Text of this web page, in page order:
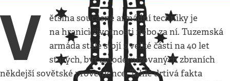
V
ětšina současné armádní techniky je
na hranici životnosti nebo za ní. Tuzemská
armáda stále stojí z velké části na 40 let
starých, byť zmodernizovaných zbraních
někdejší sovětské provenience. Tahle drtivá fakta